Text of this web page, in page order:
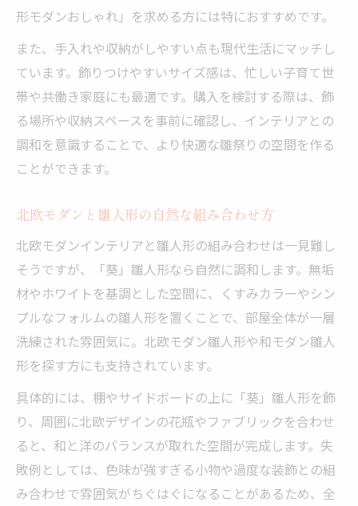
形モダンおしゃれ」を求める方には特におすすめです。
また、手入れや収納がしやすい点も現代生活にマッチし
ています。飾りつけやすいサイズ感は、忙しい子育て世
帯や共働き家庭にも最適です。購入を検討する際は、飾
る場所や収納スペースを事前に確認し、インテリアとの
調和を意識することで、より快適な雛祭りの空間を作る
ことができます。
北欧モダンと雛人形の自然な組み合わせ方
北欧モダンインテリアと雛人形の組み合わせは一見難し
そうですが、「葵」雛人形なら自然に調和します。無垢
材やホワイトを基調とした空間に、くすみカラーやシン
プルなフォルムの雛人形を置くことで、部屋全体が一層
洗練された雰囲気に。北欧モダン雛人形や和モダン雛人
形を探す方にも支持されています。
具体的には、棚やサイドボードの上に「葵」雛人形を飾
り、周囲に北欧デザインの花瓶やファブリックを合わせ
ると、和と洋のバランスが取れた空間が完成します。失
敗例としては、色味が強すぎる小物や過度な装飾との組
み合わせで雰囲気がちぐはぐになることがあるため、全